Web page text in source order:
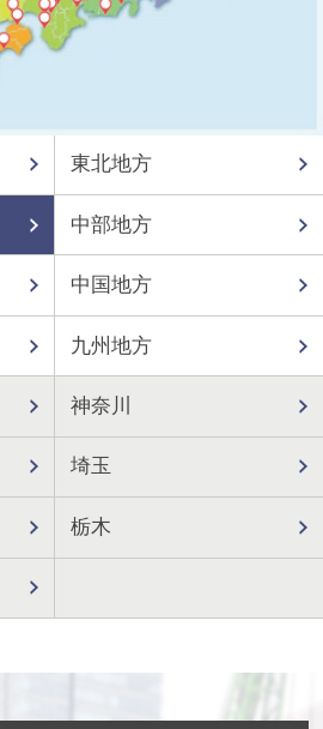
東北地方
中部地方
中国地方
九州地方
神奈川
埼玉
栃木